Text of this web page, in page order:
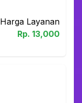
Harga Layanan
Rp. 13,000